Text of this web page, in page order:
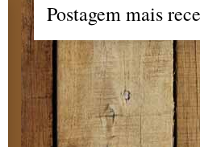
Postagem mais